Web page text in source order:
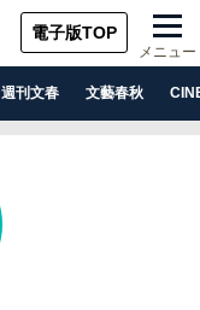
電子版TOP
メニュー
週刊文春 文藝春秋